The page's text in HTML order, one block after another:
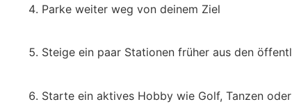
Parke weiter weg von deinem Ziel
Steige ein paar Stationen früher aus den
Starte ein aktives Hobby wie Golf, Tanzen